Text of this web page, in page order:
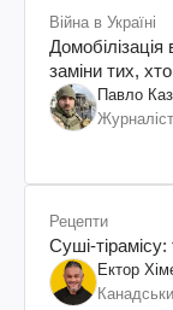
Війна в Україні
заміни тих,
Павло
Журналіст
Рецепти
Суші-
Ектор